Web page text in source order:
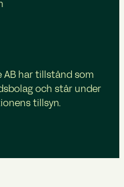
AB har tillstånd som
och står under
tillsyn.